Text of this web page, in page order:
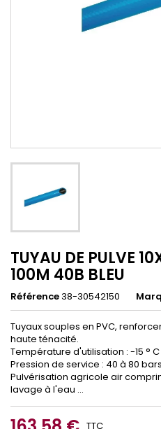
TUYAU DE PULVE
100M 40B BLEU
Référence38-30542150
Tuyaux souples en PVC,
haute ténacité.
Température d'utilisation : -15 ° C
Pression de service : 40 à 80
Pulvérisation agricole air
lavage à l'eau ...
TTC